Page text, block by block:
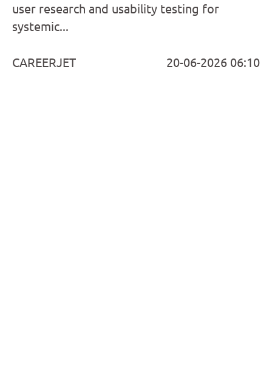
user research and usability testing for
systemic...
CAREERJET 20-06-2026 06:10